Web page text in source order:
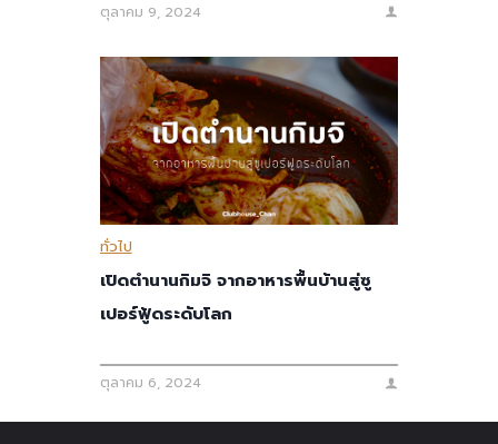
ตุลาคม 9, 2024
ทั่วไป
เปิดตำนานกิมจิ จากอาหารพื้นบ้านสู่ซู
เปอร์ฟู้ดระดับโลก
ตุลาคม 6, 2024